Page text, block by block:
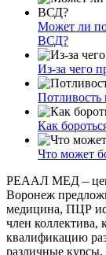
Может ли
ВСД?
Из-за чего
Потливость
Как
Что может
РЕААЛ МЕД –
Воронеж
медицина, ПЦР
член
квалификацию
различные курсы,